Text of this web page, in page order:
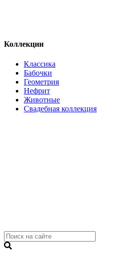
Коллекции
Классика
Бабочки
Геометрия
Нефрит
Животные
Свадебная коллекция